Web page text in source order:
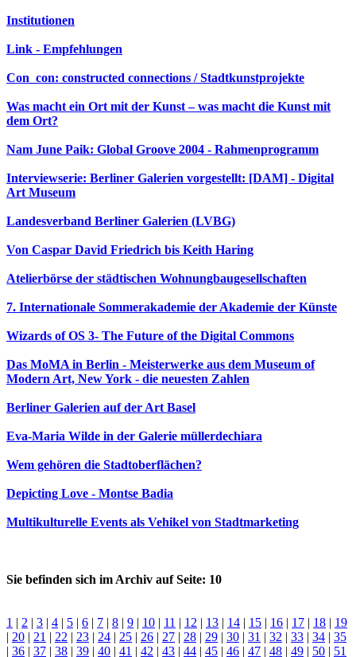
Institutionen
Link - Empfehlungen
Con_con: constructed connections / Stadtkunstprojekte
Was macht ein Ort mit der Kunst – was macht die Kunst mit
dem Ort?
Nam June Paik: Global Groove 2004 - Rahmenprogramm
Interviewserie: Berliner Galerien vorgestellt: [DAM] - Digital
Art Museum
Landesverband Berliner Galerien (LVBG)
Von Caspar David Friedrich bis Keith Haring
Atelierbörse der städtischen Wohnungbaugesellschaften
7. Internationale Sommerakademie der Akademie der Künste
Wizards of OS 3- The Future of the Digital Commons
Das MoMA in Berlin - Meisterwerke aus dem Museum of
Modern Art, New York - die neuesten Zahlen
Berliner Galerien auf der Art Basel
Eva-Maria Wilde in der Galerie müllerdechiara
Wem gehören die Stadtoberflächen?
Depicting Love - Montse Badia
Multikulturelle Events als Vehikel von Stadtmarketing
Sie befinden sich im Archiv auf Seite: 10
1 | 2 | 3 | 4 | 5 | 6 | 7 | 8 | 9 | 10 | 11 | 12 | 13 | 14 | 15 | 16 | 17 | 18 | 19
| 20 | 21 | 22 | 23 | 24 | 25 | 26 | 27 | 28 | 29 | 30 | 31 | 32 | 33 | 34 | 35
| 36 | 37 | 38 | 39 | 40 | 41 | 42 | 43 | 44 | 45 | 46 | 47 | 48 | 49 | 50 | 51